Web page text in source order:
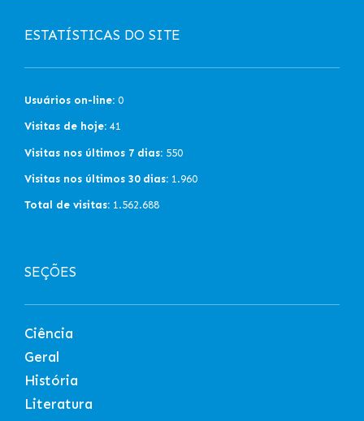
ESTATÍSTICAS DO SITE
Usuários on-line: 0
Visitas de hoje: 41
Visitas nos últimos 7 dias: 550
Visitas nos últimos 30 dias: 1.960
Total de visitas: 1.562.688
SEÇÕES
Ciência
Geral
História
Literatura